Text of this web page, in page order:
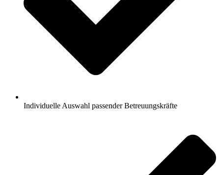
Individuelle Auswahl passender Betreuungskräfte